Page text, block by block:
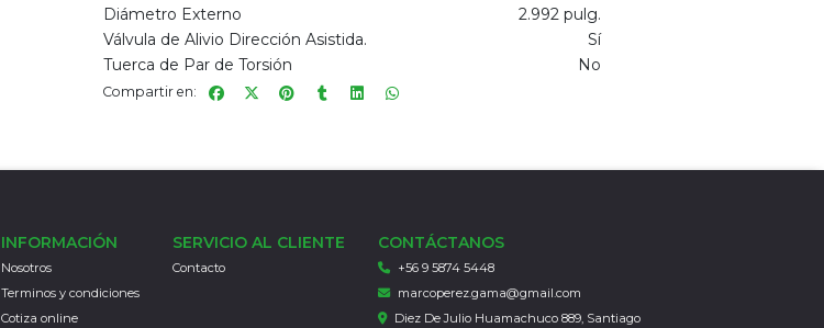
Diámetro Externo
2.992 pulg.
Válvula de Alivio Dirección Asistida.
Sí
Tuerca de Par de Torsión
No
Compartir en:
INFORMACIÓN
Nosotros
Terminos y condiciones
Cotiza online
SERVICIO AL CLIENTE
Contacto
CONTÁCTANOS
+56 9 5874 5448
marcoperez.gama@gmail.com
Diez De Julio Huamachuco 889, Santiago